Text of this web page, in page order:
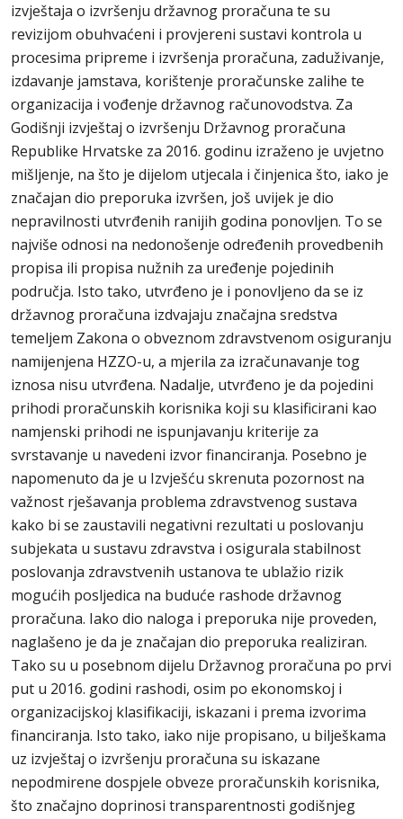
izvještaja o izvršenju državnog proračuna te su
revizijom obuhvaćeni i provjereni sustavi kontrola u
procesima pripreme i izvršenja proračuna, zaduživanje,
izdavanje jamstava, korištenje proračunske zalihe te
organizacija i vođenje državnog računovodstva. Za
Godišnji izvještaj o izvršenju Državnog proračuna
Republike Hrvatske za 2016. godinu izraženo je uvjetno
mišljenje, na što je dijelom utjecala i činjenica što, iako je
značajan dio preporuka izvršen, još uvijek je dio
nepravilnosti utvrđenih ranijih godina ponovljen. To se
najviše odnosi na nedonošenje određenih provedbenih
propisa ili propisa nužnih za uređenje pojedinih
područja. Isto tako, utvrđeno je i ponovljeno da se iz
državnog proračuna izdvajaju značajna sredstva
temeljem Zakona o obveznom zdravstvenom osiguranju
namijenjena HZZO-u, a mjerila za izračunavanje tog
iznosa nisu utvrđena. Nadalje, utvrđeno je da pojedini
prihodi proračunskih korisnika koji su klasificirani kao
namjenski prihodi ne ispunjavanju kriterije za
svrstavanje u navedeni izvor financiranja. Posebno je
napomenuto da je u Izvješću skrenuta pozornost na
važnost rješavanja problema zdravstvenog sustava
kako bi se zaustavili negativni rezultati u poslovanju
subjekata u sustavu zdravstva i osigurala stabilnost
poslovanja zdravstvenih ustanova te ublažio rizik
mogućih posljedica na buduće rashode državnog
proračuna. Iako dio naloga i preporuka nije proveden,
naglašeno je da je značajan dio preporuka realiziran.
Tako su u posebnom dijelu Državnog proračuna po prvi
put u 2016. godini rashodi, osim po ekonomskoj i
organizacijskoj klasifikaciji, iskazani i prema izvorima
financiranja. Isto tako, iako nije propisano, u bilješkama
uz izvještaj o izvršenju proračuna su iskazane
nepodmirene dospjele obveze proračunskih korisnika,
što značajno doprinosi transparentnosti godišnjeg